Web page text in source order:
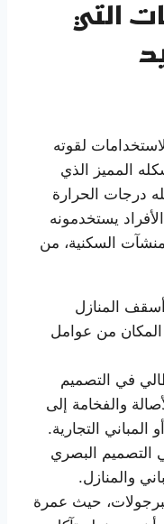
التي
لقوته
المميز الذي
درجات الحرارة
يستخدمونه
السكنية، من
المنازل
المكان من عوامل
في التصميم
والفخامة إلى
المباني التجارية.
التصميم البصري
والمنازل.
حيث عمرة